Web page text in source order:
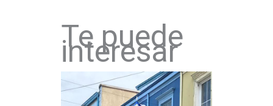
Te puede
interesar